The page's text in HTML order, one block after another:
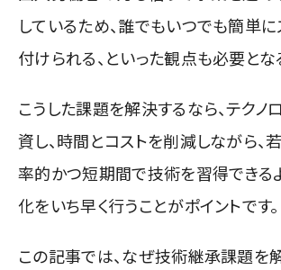
しているため、誰でもいつでも簡単
付けられる、といった観点も必要とな
こうした課題を解決するなら、テク
資し、時間とコストを削減しながら、
率的かつ短期間で技術を習得できる
化をいち早く行うことがポイントです。
この記事では、なぜ技術継承課題を